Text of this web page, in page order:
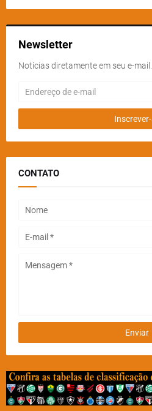
Newsletter
Notícias diretamente em seu e-mail.
CONTATO